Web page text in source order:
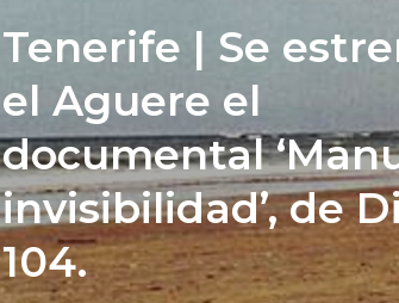
Tenerife | Se
el Aguere el
documental
invisibilidad’, de
104.